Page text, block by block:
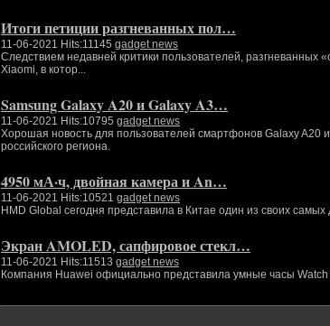
Итоги петиции разгневанных пол…
11-06-2021 Hits:11145 gadget news
Следствием недавней критики пользователей,
Xiaomi, в котор...
Samsung Galaxy A20 и Galaxy A3…
11-06-2021 Hits:10795 gadget news
Хорошая новость для пользователей смартфонов Galaxy A20
российского региона.
4950 мА·ч, двойная камера и An…
11-06-2021 Hits:10521 gadget news
HMD Global сегодня представила в Китае один из своих
Экран AMOLED, сапфировое стекл…
11-06-2021 Hits:11513 gadget news
Компания Huawei официально представила умные часы Watch